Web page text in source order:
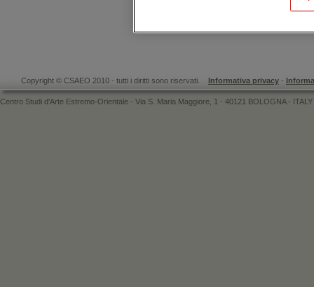
Copyright © CSAEO 2010 - tutti i diritti sono riservati. Informativa privacy -
Centro Studi d'Arte Estremo-Orientale - Via S. Maria Maggiore, 1 - 40121 BOLOGNA -